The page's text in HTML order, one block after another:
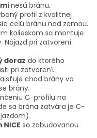
nesú bránu.
profil z kvalitnej
celú bránu nad zemou.
kolieskom sa montuje
Nájazd pri zatvorení
doraz do ktorého
pri zatvorení.
chod brány vo
brány.
C-profilu na
sa brána zatvára je C-
so zabudovanou